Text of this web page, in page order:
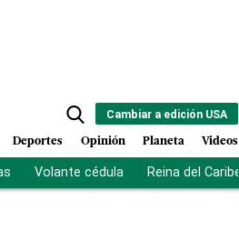
Cambiar a edición USA
Deportes Opinión Planeta Videos
Volante cédula Reina del Caribe